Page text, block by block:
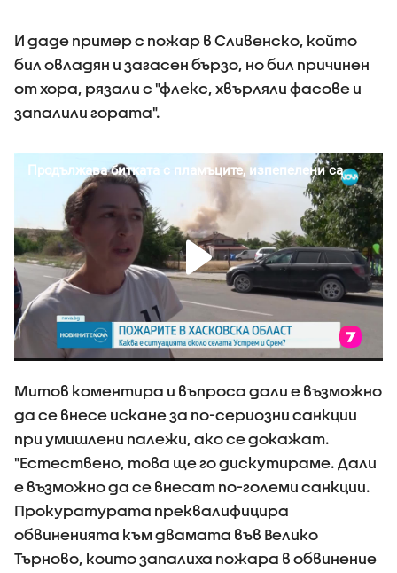
И даде пример с пожар в Сливенско, който
бил овладян и загасен бързо, но бил причинен
от хора, рязали с "флекс, хвърляли фасове и
запалили гората".
Митов коментира и въпроса дали е възможно
да се внесе искане за по-сериозни санкции
при умишлени палежи, ако се докажат.
"Естествено, това ще го дискутираме. Дали
е възможно да се внесат по-големи санкции.
Прокуратурата преквалифицира
обвиненията към двамата във Велико
Търново, които запалиха пожара в обвинение